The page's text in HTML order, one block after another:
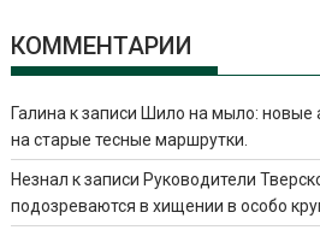
КОММЕНТАРИИ
Галинак записи Шило на мыло: новые
на старые тесные маршрутки.
Незнал к записи Руководители
подозреваются в хищении в особо